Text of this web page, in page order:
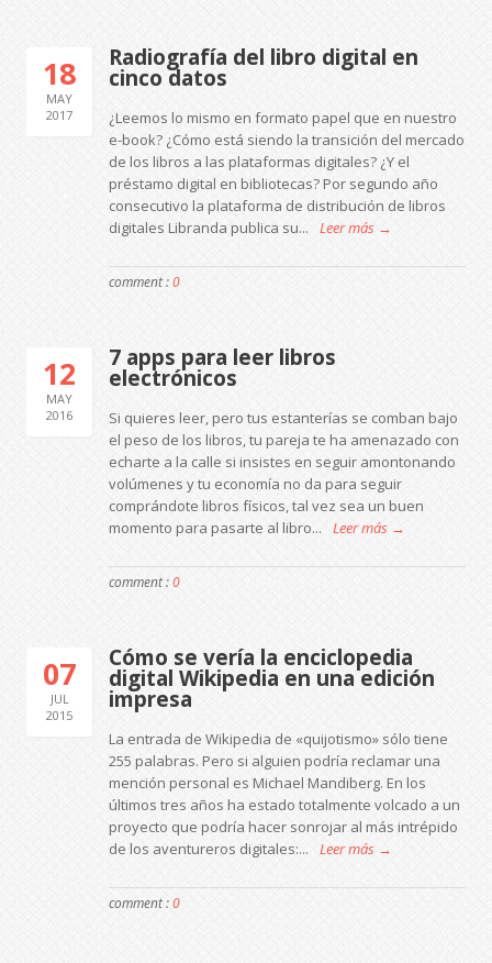
18
MAY
2017
Radiografía del libro digital en
cinco datos
¿Leemos lo mismo en formato papel que en nuestro
e-book? ¿Cómo está siendo la transición del mercado
de los libros a las plataformas digitales? ¿Y el
préstamo digital en bibliotecas? Por segundo año
consecutivo la plataforma de distribución de libros
digitales Libranda publica su...
Leer más →
comment :0
12
MAY
2016
7 apps para leer libros
electrónicos
Si quieres leer, pero tus estanterías se comban bajo
el peso de los libros, tu pareja te ha amenazado con
echarte a la calle si insistes en seguir amontonando
volúmenes y tu economía no da para seguir
comprándote libros físicos, tal vez sea un buen
momento para pasarte al libro...
Leer más →
comment :0
07
JUL
2015
Cómo se vería la enciclopedia
digital Wikipedia en una edición
impresa
La entrada de Wikipedia de «quijotismo» sólo tiene
255 palabras. Pero si alguien podría reclamar una
mención personal es Michael Mandiberg. En los
últimos tres años ha estado totalmente volcado a un
proyecto que podría hacer sonrojar al más intrépido
de los aventureros digitales:...
Leer más →
comment :0